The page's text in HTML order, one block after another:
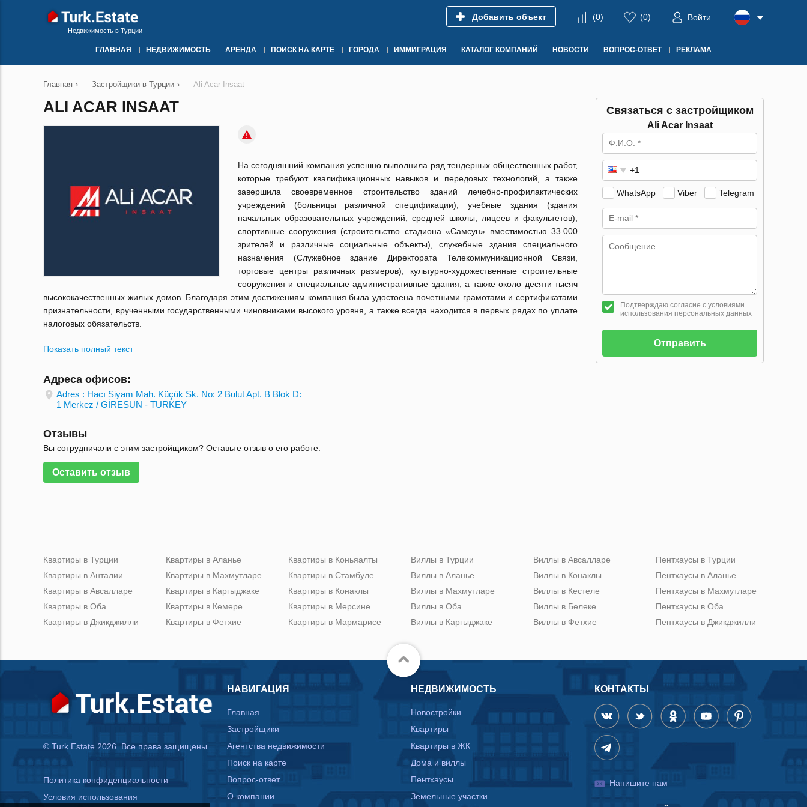
Недвижимость в Турции
Добавить объект (0) (0) Войти
ГЛАВНАЯ НЕДВИЖИМОСТЬ АРЕНДА ПОИСК НА КАРТЕ ГОРОДА ИММИГРАЦИЯ КАТАЛОГ КОМПАНИЙ НОВОСТИ ВОПРОС-ОТВЕТ РЕКЛАМА
Главная › Застройщики в Турции › Ali Acar Insaat
ALI ACAR INSAAT
На сегодняшний компания успешно выполнила ряд тендерных общественных работ,
которые требуют квалификационных навыков и передовых технологий, а также
завершила своевременное строительство зданий лечебно-профилактических
учреждений (больницы различной спецификации), учебные здания (здания
начальных образовательных учреждений, средней школы, лицеев и факультетов),
спортивные сооружения (строительство стадиона «Самсун» вместимостью 33.000
зрителей и различные социальные объекты), служебные здания специального
назначения (Служебное здание Директората Телекоммуникационной Связи,
торговые центры различных размеров), культурно-художественные строительные
сооружения и специальные административные здания, а также около десяти тысяч
высококачественных жилых домов. Благодаря этим достижениям компания была удостоена почетными грамотами и сертификатами
признательности, врученными государственными чиновниками высокого уровня, а также всегда находится в первых рядах по уплате
налоговых обязательств.
Показать полный текст
Адреса офисов:
Adres : Hacı Siyam Mah. Küçük Sk. No: 2 Bulut Apt. B Blok D:
1 Merkez / GİRESUN - TURKEY
Отзывы
Вы сотрудничали с этим застройщиком? Оставьте отзыв о его работе.
Оставить отзыв
Связаться с застройщиком
Ali Acar Insaat
WhatsApp Viber Telegram
Подтверждаю согласие с условиями
использования персональных данных
Отправить
Квартиры в Турции
Квартиры в Анталии
Квартиры в Авсалларе
Квартиры в Оба
Квартиры в Джикджилли
Квартиры в Аланье
Квартиры в Махмутларе
Квартиры в Каргыджаке
Квартиры в Кемере
Квартиры в Фетхие
Квартиры в Коньяалты
Квартиры в Стамбуле
Квартиры в Конаклы
Квартиры в Мерсине
Квартиры в Мармарисе
Виллы в Турции
Виллы в Аланье
Виллы в Махмутларе
Виллы в Оба
Виллы в Каргыджаке
Виллы в Авсалларе
Виллы в Конаклы
Виллы в Кестеле
Виллы в Белеке
Виллы в Фетхие
Пентхаусы в Турции
Пентхаусы в Аланье
Пентхаусы в Махмутларе
Пентхаусы в Оба
Пентхаусы в Джикджилли
© Turk.Estate 2026. Все права защищены.
Политика конфиденциальности
Условия использования
НАВИГАЦИЯ
Главная
Застройщики
Агентства недвижимости
Поиск на карте
Вопрос-ответ
О компании
НЕДВИЖИМОСТЬ
Новостройки
Квартиры
Квартиры в ЖК
Дома и виллы
Пентхаусы
Земельные участки
КОНТАКТЫ
Напишите нам